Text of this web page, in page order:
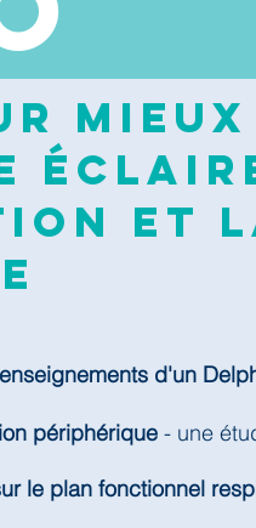
et
d'un
périphérique - une
le plan fonctionnel